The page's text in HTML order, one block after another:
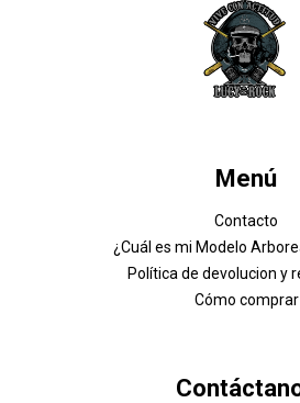
Menú
Contacto
¿Cuál es mi Modelo
Política de devolucion y
Cómo comprar